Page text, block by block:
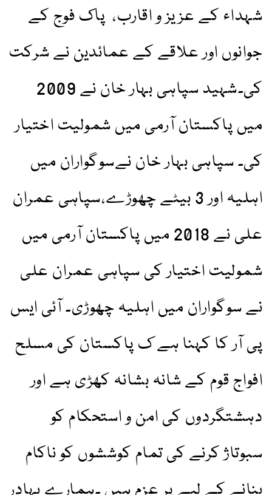
شہداء کے عزیز و اقارب، پاک فوج کے
جوانوں اور علاقے کے عمائدین نے شرکت
کی۔شہید سپاہی بہار خان نے 2009
میں پاکستان آرمی میں شمولیت اختیار
کی۔ سپاہی بہار خان نےسوگواران میں
اہلیہ اور 3 بیٹے چھوڑے،سپاہی عمران
علی نے 2018 میں پاکستان آرمی میں
شمولیت اختیار کی سپاہی عمران علی
نے سوگواران میں اہلیہ چھوڑی۔ آئی ایس
پی آر کا کہنا ہے ک پاکستان کی مسلح
افواج قوم کے شانہ بشانہ کھڑی ہے اور
دہشتگردوں کی امن و استحکام کو
سبوتاژ کرنے کی تمام کوششوں کو ناکام